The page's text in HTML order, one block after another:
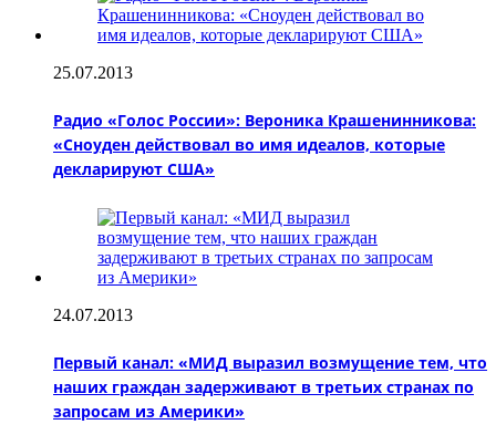
25.07.2013
Радио «Голос России»: Вероника Крашенинникова:
«Сноуден действовал во имя идеалов, которые
декларируют США»
24.07.2013
Первый канал: «МИД выразил возмущение тем, что
наших граждан задерживают в третьих странах по
запросам из Америки»